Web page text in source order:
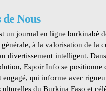
Nous
un journal en ligne burkinabè
à la valorisation de la
divertissement intelligent.
Espoir Info se positionne
engagé, qui informe avec
du Burkina Faso et